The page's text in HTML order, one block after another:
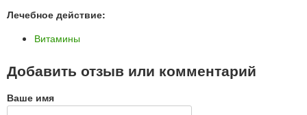
Лечебное действие:
Витамины
Добавить отзыв или комментарий
Ваше имя